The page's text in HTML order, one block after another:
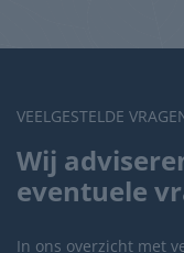
VEELGESTELDE
Wij
eventuele
In ons overzicht met